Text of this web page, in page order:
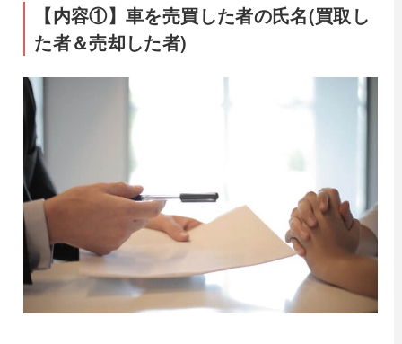
【内容①】車を売買した者の氏名(買取し
た者＆売却した者)